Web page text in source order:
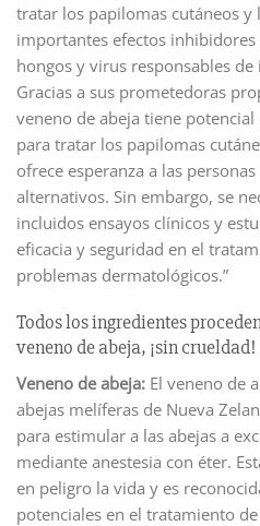
tratar los papilomas cutáneos y
importantes efectos
hongos y virus responsables de
Gracias a sus prometedoras
veneno de abeja tiene
para tratar los papilomas
ofrece esperanza a las
alternativos. Sin embargo, se
incluidos ensayos clínicos y
eficacia y seguridad en el
problemas dermatológicos.”
Todos los ingredientes
veneno de abeja, ¡sin crueldad!
Veneno de abeja: El veneno de
abejas melíferas de Nueva
para estimular a las abejas a
mediante anestesia con éter.
en peligro la vida y es
potenciales en el tratamiento